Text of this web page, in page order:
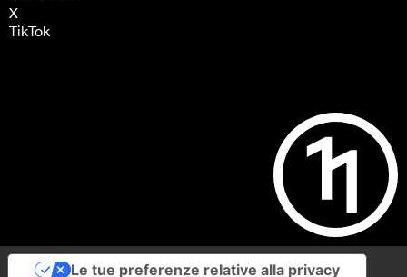
X
TikTok
Le tue preferenze relative alla privacy